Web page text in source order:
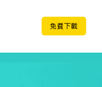
免费下载